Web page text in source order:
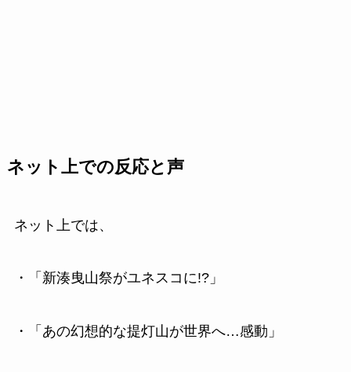
ネット上での反応と声
ネット上では、
・「新湊曳山祭がユネスコに!?」
・「あの幻想的な提灯山が世界へ…感動」